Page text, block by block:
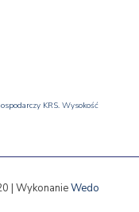
KRS. Wysokość
| WykonanieWedo